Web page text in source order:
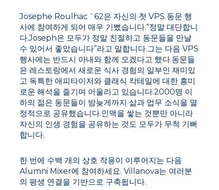
Josephe Roulhac `62은 자신의 첫 VPS 동문 행
사에 참여하게 되어 매우 기뻤습니다.“정말 대단합니
다.Joseph은 모두가 정말 친절하고 동문들을 만날
수 있어서 좋았습니다”라고 말합니다.그는 다음 VPS
행사에는 반드시 아내와 함께 오겠다고 했다.동문들
은 레스토랑에서 새로운 식사 경험의 일부인 재미있
고 독특한 애피타이저와 클래식 칵테일에 대한 흥미
로운 해석을 즐기며 어울리고 있습니다.2000명 이
하의 젊은 동문들이 밤늦게까지 삶과 업무 소식을 열
정적으로 공유했습니다.인맥을 쌓는 것뿐만 아니라
자신의 인생 경험을 공유하는 것도 모두가 무척 기뻐
합니다.
한 번에 수백 개의 상호 작용이 이루어지는 다음
Alumni Mixer에 참여하세요. Villanova는 여러분
의 평생 연결을 기반으로 구축됩니다.